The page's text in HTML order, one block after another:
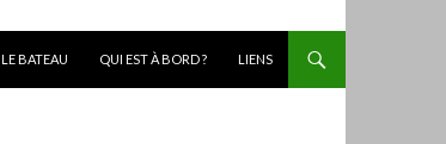
LE BATEAU QUI EST À BORD ? LIENS